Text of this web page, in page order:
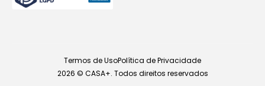
2026 © CASA+. Todos direitos reservados
Termos de UsoPolítica de Privacidade